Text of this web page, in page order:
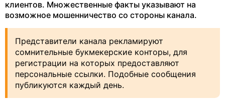
клиентов. Множественные факты указывают на
возможное мошенничество со стороны канала.
Представители канала рекламируют
сомнительные букмекерские конторы, для
регистрации на которых предоставляют
персональные ссылки. Подобные сообщения
публикуются каждый день.